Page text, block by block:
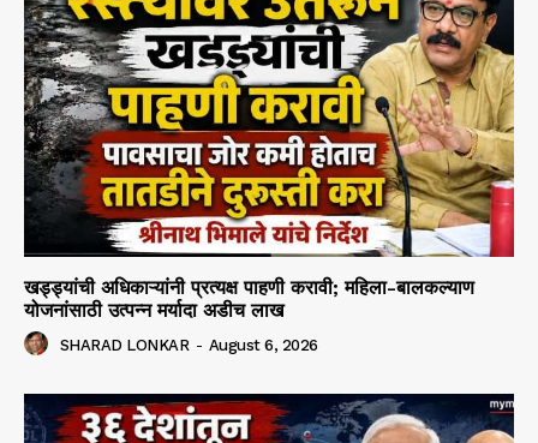
खड्ड्यांची अधिकाऱ्यांनी प्रत्यक्ष पाहणी करावी; महिला-बालकल्याण
योजनांसाठी उत्पन्न मर्यादा अडीच लाख
SHARAD LONKAR - August 6, 2026